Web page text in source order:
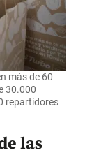
más de 60
30.000
repartidores
las